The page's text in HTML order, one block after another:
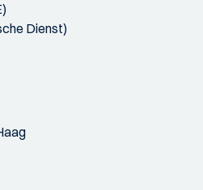
Dienst)